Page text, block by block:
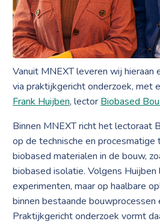
Vanuit MNEXT leveren wij hieraan
via praktijkgericht onderzoek, met
Frank Huijben, lector Biobased
Binnen MNEXT richt het lectoraat
op de technische en procesmatige
biobased materialen in de bouw,
biobased isolatie. Volgens
experimenten, maar op haalbare
binnen bestaande bouwprocessen
Praktijkgericht onderzoek vormt